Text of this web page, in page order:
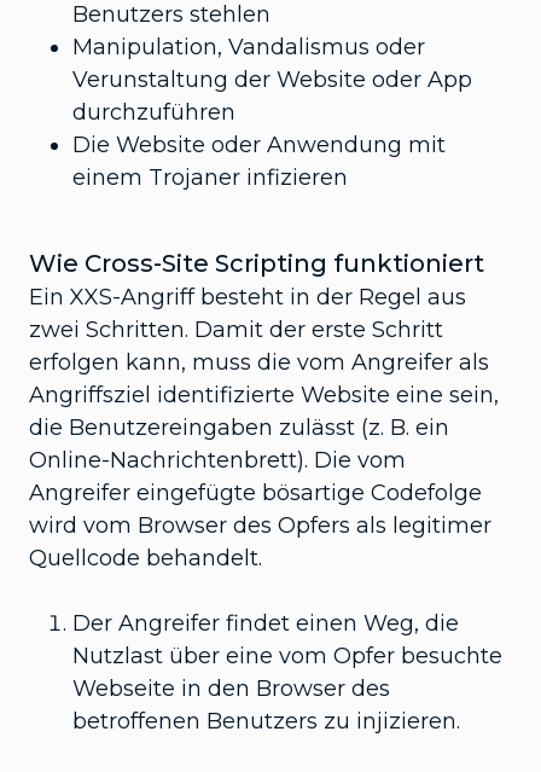
Benutzers stehlen
Manipulation, Vandalismus oder
Verunstaltung der Website oder App
durchzuführen
Die Website oder Anwendung mit
einem Trojaner infizieren
Wie Cross-Site Scripting funktioniert
Ein XXS-Angriff besteht in der Regel aus
zwei Schritten. Damit der erste Schritt
erfolgen kann, muss die vom Angreifer als
Angriffsziel identifizierte Website eine sein,
die Benutzereingaben zulässt (z. B. ein
Online-Nachrichtenbrett). Die vom
Angreifer eingefügte bösartige Codefolge
wird vom Browser des Opfers als legitimer
Quellcode behandelt.
Der Angreifer findet einen Weg, die
Nutzlast über eine vom Opfer besuchte
Webseite in den Browser des
betroffenen Benutzers zu injizieren.